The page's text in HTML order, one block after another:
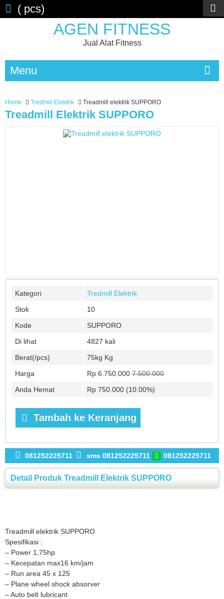
AGEN FITNESS
Jual Alat Fitness
( pcs)
Menu
Home Tredmill Elektrik Treadmill elektrik SUPPORO
Treadmill Elektrik SUPPORO
Kategori
Tredmill Elektrik
Stok
10
Kode
SUPPORO
Di lihat
4827 kali
Berat(/pcs)
75kg Kg
Harga
Rp 6.750.000 7.500.000
Anda Hemat
Rp 750.000 (10.00%)
Tambah ke Keranjang
081252225711 sms 081252225711 081252225711
Detail Produk Treadmill Elektrik SUPPORO
Treadmill elektrik SUPPORO
Spesifikasi :
– Power 1,75hp
– Kecepatan max16 km/jam
– Run area 45 x 125
– Plane wheel shock absorver
– Auto belt lubricant